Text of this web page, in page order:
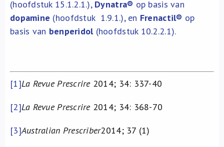
(hoofdstuk 15.1.2.1.), Dynatra® op basis van
dopamine (hoofdstuk 1.9.1.), en Frenactil® op
basis van benperidol(hoofdstuk 10.2.2.1).
[1]La Revue Prescrire2014; 34: 337-40
[2]La Revue Prescrire2014; 34: 368-70
[3]Australian Prescriber2014; 37 (1)